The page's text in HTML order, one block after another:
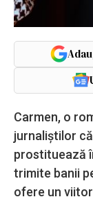
Carmen, o
jurnaliștilor
prostituează
trimite banii
ofere un